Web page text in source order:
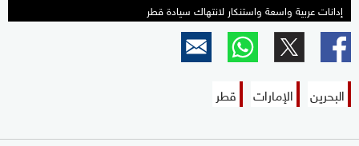
إدانات عربية واسعة واستنكار لانتهاك سيادة قطر
البحرين الإمارات قطر